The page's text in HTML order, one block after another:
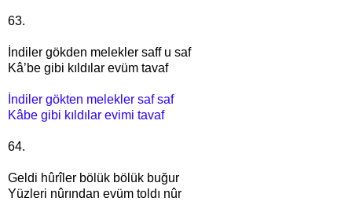
63.
İndiler gökden melekler saff u saf
Kâ’be gibi kıldılar evüm tavaf
İndiler gökten melekler saf saf
Kâbe gibi kıldılar evimi tavaf
64.
Geldi hûrîler bölük bölük buğur
Yüzleri nûrından evüm toldı nûr